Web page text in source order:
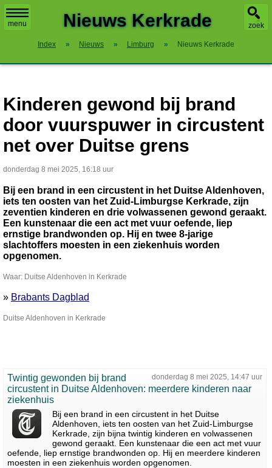
menu zoek
Nieuws Kerkrade
Index » Nieuws » Limburg » Nieuws Kerkrade
Kinderen gewond bij brand
door vuurspuwer in circustent
net over Duitse grens
donderdag 8 mei 2025, 16:18 uur
Bij een brand in een circustent in het Duitse Aldenhoven,
iets ten oosten van het Zuid-Limburgse Kerkrade, zijn
zeventien kinderen en drie volwassenen gewond geraakt.
Een kunstenaar die een act met vuur oefende, liep
ernstige brandwonden op. Hij en twee 8-jarige
slachtoffers moesten in een ziekenhuis worden
opgenomen.
Waar: Duitse Aldenhoven in Kerkrade
» Brabants Dagblad
Duitse Aldenhoven in Kerkrade
donderdag 8 mei 2025, 14:47 uur
Twintig gewonden bij brand
circustent in Duitse Aldenhoven: meerdere kinderen naar
ziekenhuis
Bij een brand in een circustent in het Duitse
Aldenhoven, iets ten oosten van het Zuid-Limburgse
Kerkrade, zijn bijna twintig kinderen en volwassenen
gewond geraakt. Een kunstenaar die een act met vuur
oefende, liep ernstige brandwonden op. Hij en meerdere kinderen
moesten in een ziekenhuis worden opgenomen.